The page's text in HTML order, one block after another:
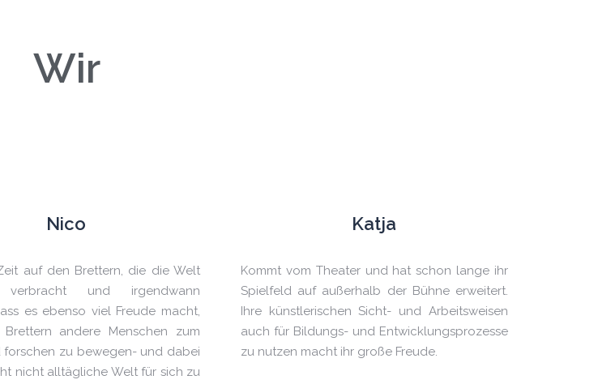
Wir
Nico
auf den Brettern, die die Welt
verbracht und irgendwann
es ebenso viel Freude macht,
andere Menschen zum
forschen zu bewegen- und dabei
nicht alltägliche Welt für sich zu
Katja
Kommt vom Theater und hat schon lange ihr
Spielfeld auf außerhalb der Bühne erweitert.
Ihre künstlerischen Sicht- und Arbeitsweisen
auch für Bildungs- und Entwicklungsprozesse
zu nutzen macht ihr große Freude.